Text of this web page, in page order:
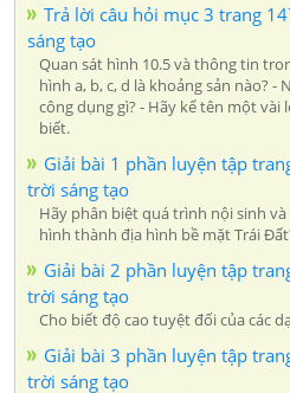
Trả lời câu hỏi mục 3 trang
sáng tạo
Quan sát hình 10.5 và thông tin
hình a, b, c, d là khoảng sản nào? -
công dụng gì? - Hãy kể tên một vài
biết.
Giải bài 1 phần luyện tập
trời sáng tạo
Hãy phân biệt quá trình nội sinh
hình thành địa hình bề mặt Trái
Giải bài 2 phần luyện tập
trời sáng tạo
Cho biết độ cao tuyệt đối của các
Giải bài 3 phần luyện tập
trời sáng tạo